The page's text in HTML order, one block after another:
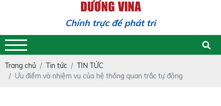
DƯƠNG VINA
Chính trực để phát triển - Tr
Trang chủ Tin tức
TIN TỨC
Ưu điểm và nhiệm vụ của hệ thống quan trắc tự động